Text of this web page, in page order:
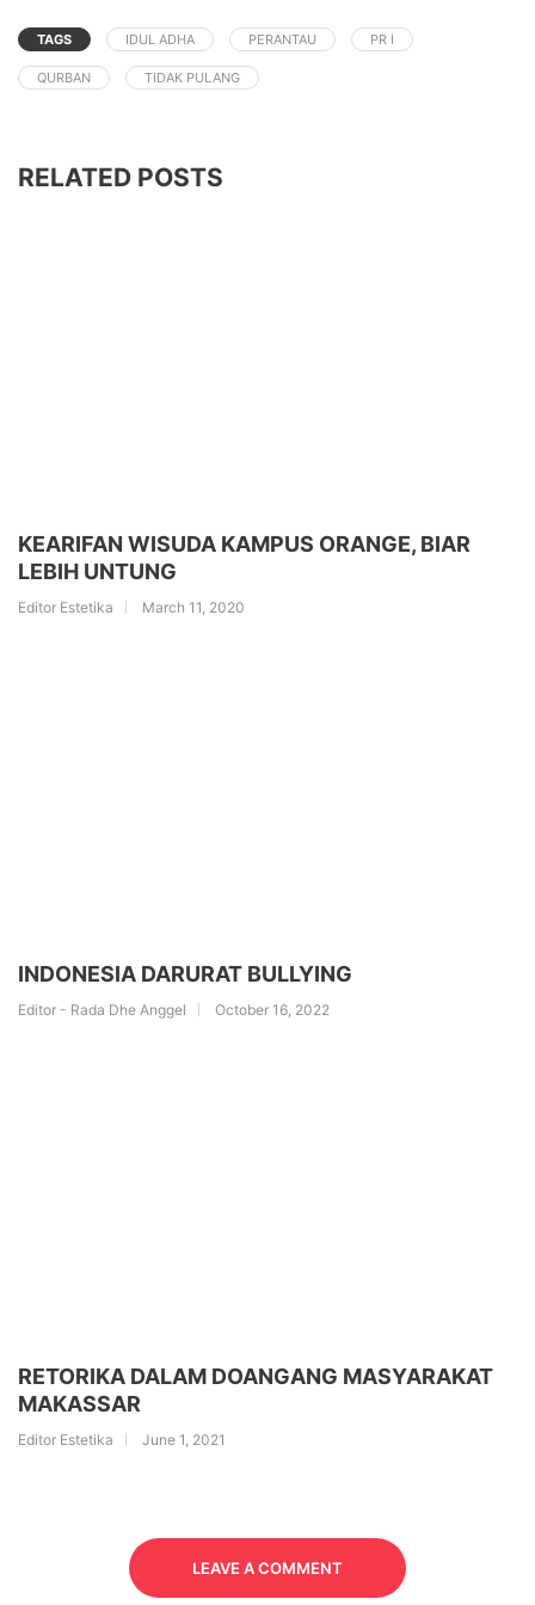
TAGS IDUL ADHA PERANTAU PR I
QURBAN TIDAK PULANG
RELATED POSTS
KEARIFAN WISUDA KAMPUS ORANGE, BIAR
LEBIH UNTUNG
Editor Estetika March 11, 2020
INDONESIA DARURAT BULLYING
Editor - Rada Dhe Anggel October 16, 2022
RETORIKA DALAM DOANGANG MASYARAKAT
MAKASSAR
Editor Estetika June 1, 2021
LEAVE A COMMENT